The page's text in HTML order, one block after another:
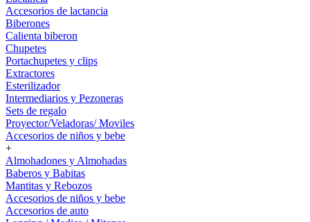
Accesorios de lactancia
Biberones
Calienta biberon
Chupetes
Portachupetes y clips
Extractores
Esterilizador
Intermediarios y Pezoneras
Sets de regalo
Proyector/Veladoras/ Moviles
Accesorios de niños y bebe
+
Almohadones y Almohadas
Baberos y Babitas
Mantitas y Rebozos
Accesorios de niños y bebe
Accesorios de auto